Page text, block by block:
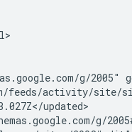
g/2005"
feeds/activity/
site/
updated>
g/